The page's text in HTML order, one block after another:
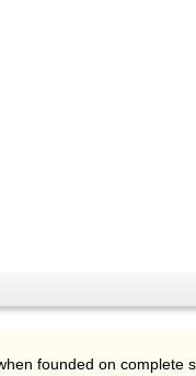
founded on complete